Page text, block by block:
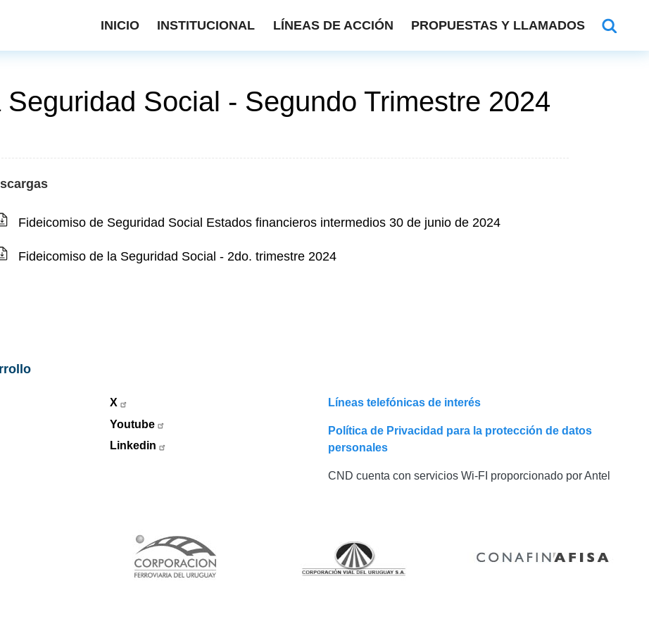
INICIO INSTITUCIONAL LÍNEAS DE ACCIÓN PROPUESTAS Y LLAMADOS
Social - Segundo Trimestre 2024
Fideicomiso de Seguridad Social Estados financieros intermedios 30 de junio de 2024
Fideicomiso de la Seguridad Social - 2do. trimestre 2024
X
Youtube
Linkedin
Líneas telefónicas de interés
Política de Privacidad para la protección de datos
personales
CND cuenta con servicios Wi-FI proporcionado por Antel